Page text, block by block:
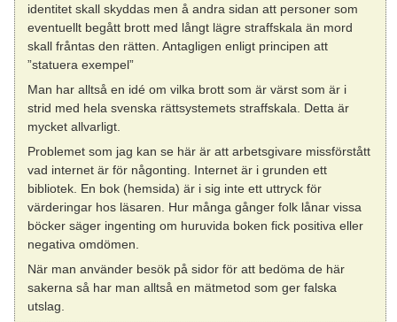
identitet skall skyddas men å andra sidan att personer som
eventuellt begått brott med långt lägre straffskala än mord
skall fråntas den rätten. Antagligen enligt principen att
”statuera exempel”
Man har alltså en idé om vilka brott som är värst som är i
strid med hela svenska rättsystemets straffskala. Detta är
mycket allvarligt.
Problemet som jag kan se här är att arbetsgivare missförstått
vad internet är för någonting. Internet är i grunden ett
bibliotek. En bok (hemsida) är i sig inte ett uttryck för
värderingar hos läsaren. Hur många gånger folk lånar vissa
böcker säger ingenting om huruvida boken fick positiva eller
negativa omdömen.
När man använder besök på sidor för att bedöma de här
sakerna så har man alltså en mätmetod som ger falska
utslag.